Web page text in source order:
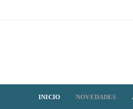
INICIO NOVEDADES